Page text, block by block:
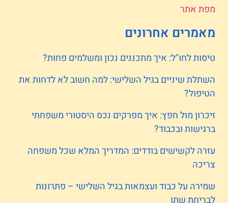
מפת אתר
מאמרים אחרונים
טיסות לחו"ל: איך מתכננים נכון ומשלמים פחות?
השתלת שיניים בגיל השלישי: למה חשוב לא לדחות את
הטיפול?
זיכרון מול חפץ: איך מפרקים נכס היסטורי משפחתי
ברגישות ובכבוד?
עזרה לקשישים בודדים: המדריך המלא שכל משפחה
צריכה
שמירה על כבוד ועצמאות בגיל השלישי – פתרונות
לבריחת שתן